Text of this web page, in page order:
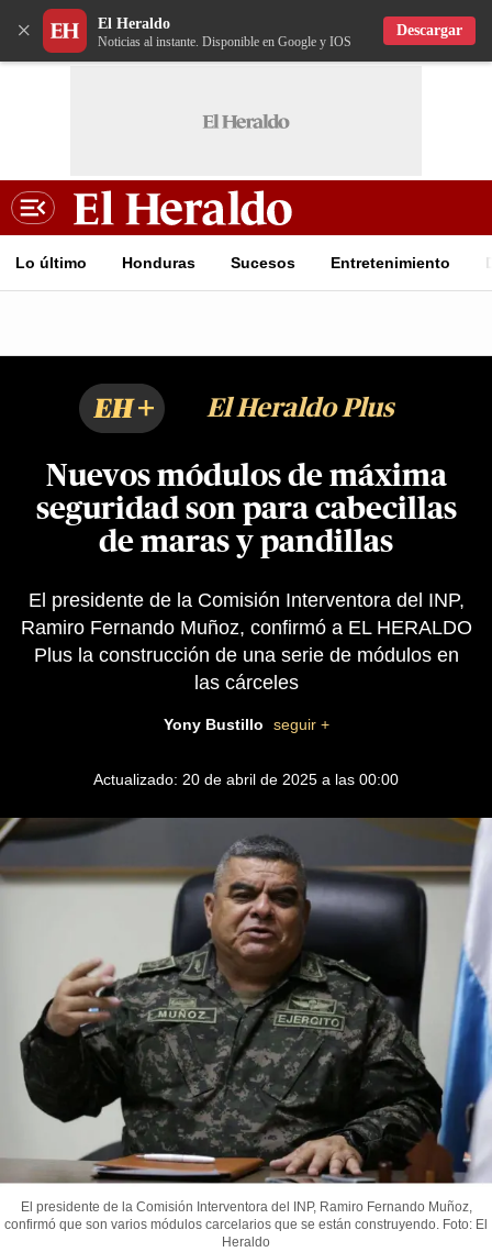
× El Heraldo
Noticias al instante. Disponible en Google y IOS
Descargar
Lo último Honduras Sucesos Entretenimiento
El Heraldo Plus
Nuevos módulos de máxima
seguridad son para cabecillas
de maras y pandillas
El presidente de la Comisión Interventora del INP,
Ramiro Fernando Muñoz, confirmó a EL HERALDO
Plus la construcción de una serie de módulos en
las cárceles
Yony Bustillo seguir +
Actualizado: 20 de abril de 2025 a las 00:00
El presidente de la Comisión Interventora del INP, Ramiro Fernando Muñoz,
confirmó que son varios módulos carcelarios que se están construyendo. Foto: El
Heraldo